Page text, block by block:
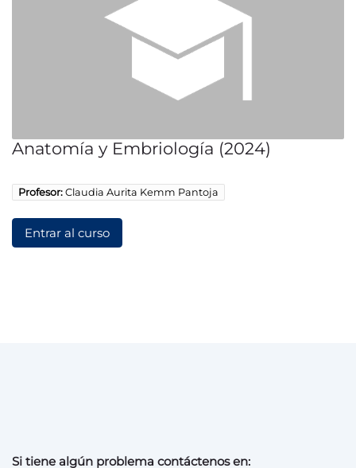
Anatomía y Embriología (2024)
Profesor: Claudia Aurita Kemm Pantoja
Entrar al curso
Si tiene algún problema contáctenos en: